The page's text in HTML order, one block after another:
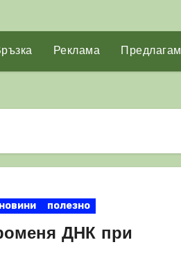
Реклама Предлагам
новини полезно
ДНК при